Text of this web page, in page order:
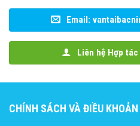
Email:
Liên hệ Hợp
CHÍNH SÁCH VÀ ĐIỀU KHOẢN